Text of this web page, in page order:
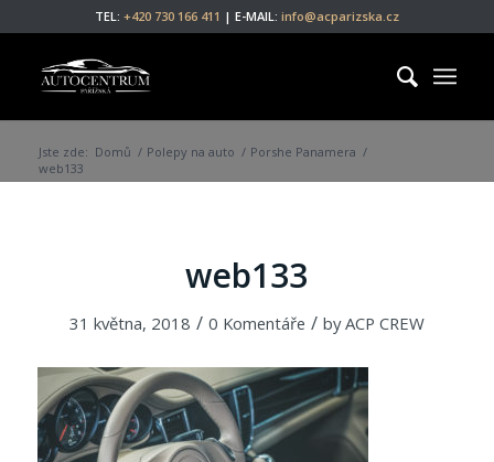
TEL: +420 730 166 411 | E-MAIL: info@acparizska.cz
Jste zde: Domů / Polepy na auto / Porshe Panamera /
web133
web133
31 května, 2018 / 0 Komentáře / byACP CREW